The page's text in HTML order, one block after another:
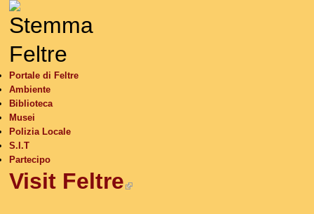
Portale di Feltre
Ambiente
Biblioteca
Musei
Polizia Locale
S.I.T
Partecipo
Visit Feltre